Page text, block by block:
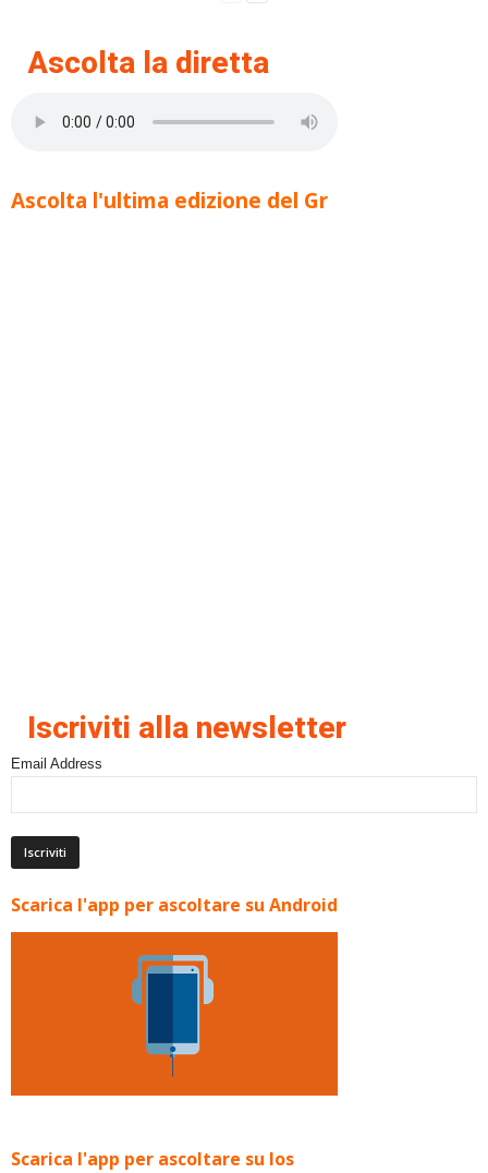
Ascolta la diretta
Ascolta l'ultima edizione del Gr
Iscriviti alla newsletter
Email Address
Scarica l'app per ascoltare su Android
Scarica l'app per ascoltare su Ios